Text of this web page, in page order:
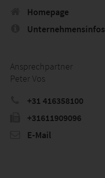
Homepage
Unternehmensinfos
Ansprechpartner
Peter Vos
+31 416358100
+31611909096
E-Mail